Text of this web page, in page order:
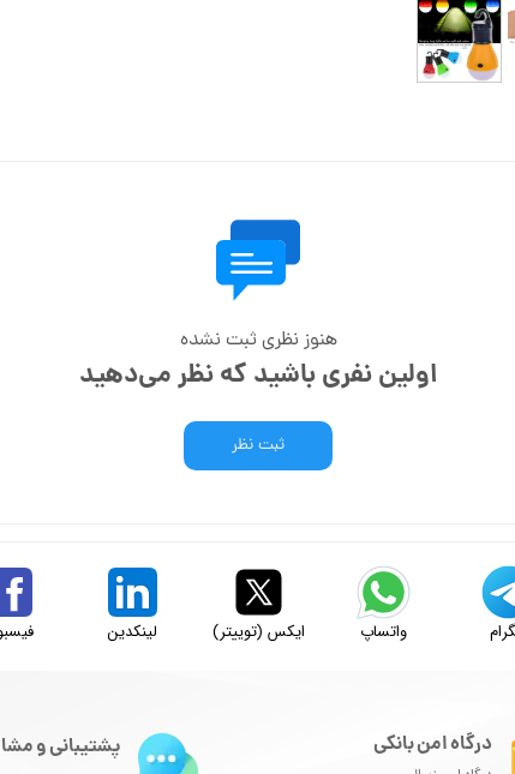
هنوز نظری ثبت نشده
اولین نفری باشید که نظر می‌دهید
ثبت نظر
واتساپ ایکس (توییتر) لینکدین
درگاه امن بانکی پشتیبانی و